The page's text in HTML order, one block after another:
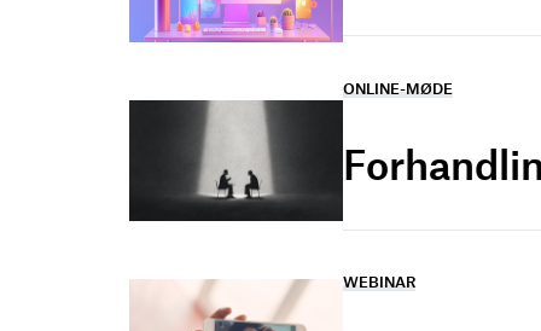
ONLINE-MØDE
WEBINAR